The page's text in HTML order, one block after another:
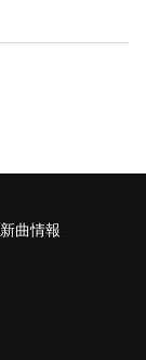
新曲情報